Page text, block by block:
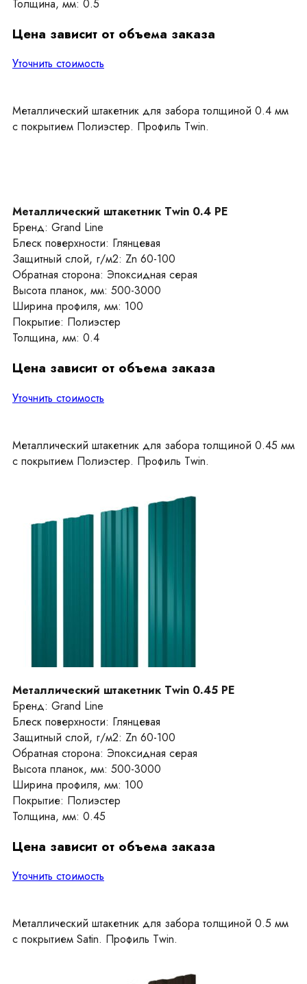
Толщина, мм: 0.5
Цена зависит от объема заказа
Уточнить стоимость
Металлический штакетник для забора толщиной 0.4 мм
с покрытием Полиэстер. Профиль Twin.
Металлический штакетник Twin 0.4 PE
Бренд: Grand Line
Блеск поверхности: Глянцевая
Защитный слой, г/м2: Zn 60-100
Обратная сторона: Эпоксидная серая
Высота планок, мм: 500-3000
Ширина профиля, мм: 100
Покрытие: Полиэстер
Толщина, мм: 0.4
Цена зависит от объема заказа
Уточнить стоимость
Металлический штакетник для забора толщиной 0.45 мм
с покрытием Полиэстер. Профиль Twin.
Металлический штакетник Twin 0.45 PE
Бренд: Grand Line
Блеск поверхности: Глянцевая
Защитный слой, г/м2: Zn 60-100
Обратная сторона: Эпоксидная серая
Высота планок, мм: 500-3000
Ширина профиля, мм: 100
Покрытие: Полиэстер
Толщина, мм: 0.45
Цена зависит от объема заказа
Уточнить стоимость
Металлический штакетник для забора толщиной 0.5 мм
с покрытием Satin. Профиль Twin.